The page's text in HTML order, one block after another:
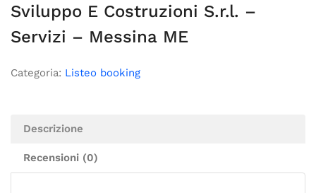
Sviluppo E Costruzioni S.r.l. –
Servizi – Messina ME
Categoria: Listeo booking
Descrizione
Recensioni (0)